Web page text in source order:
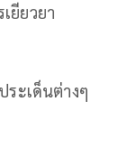
ยียวยา
ะเด็นต่างๆ